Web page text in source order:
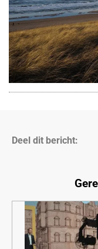
Deel dit bericht: